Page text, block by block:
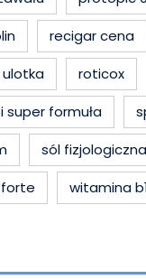
recigar cena
roticox
super formuła
sól fizjologiczna
witamina